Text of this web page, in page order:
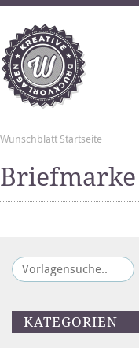
Wunschblatt Startseite
Briefmarke
KATEGORIEN